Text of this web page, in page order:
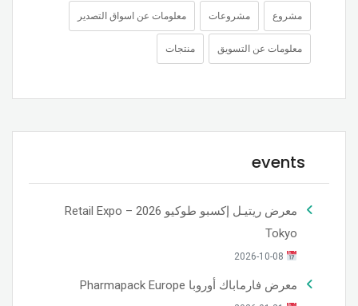
مشروع مشروعات معلومات عن اسواق التصدير
معلومات عن التسويق منتجات
events
معرض ريتيـل إكسبو طوكيو 2026 – Retail Expo
Tokyo
معرض فارماباك أوروبا Pharmapack Europe